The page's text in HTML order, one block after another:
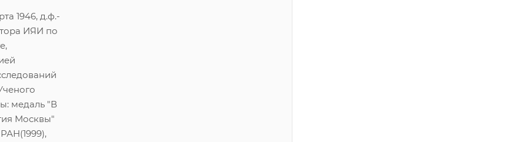
1946, д.ф.-
ИЯИ по
медаль "В
Москвы"